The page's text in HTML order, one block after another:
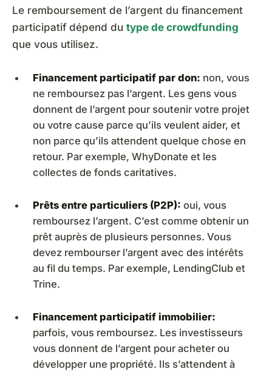
Le remboursement de l’argent du financement
participatif dépend du type de crowdfunding
que vous utilisez.
Financement participatif par don: non, vous
ne remboursez pas l’argent. Les gens vous
donnent de l’argent pour soutenir votre projet
ou votre cause parce qu’ils veulent aider, et
non parce qu’ils attendent quelque chose en
retour. Par exemple, WhyDonate et les
collectes de fonds caritatives.
Prêts entre particuliers (P2P): oui, vous
remboursez l’argent. C’est comme obtenir un
prêt auprès de plusieurs personnes. Vous
devez rembourser l’argent avec des intérêts
au fil du temps. Par exemple, LendingClub et
Trine.
Financement participatif immobilier:
parfois, vous remboursez. Les investisseurs
vous donnent de l’argent pour acheter ou
développer une propriété. Ils s’attendent à